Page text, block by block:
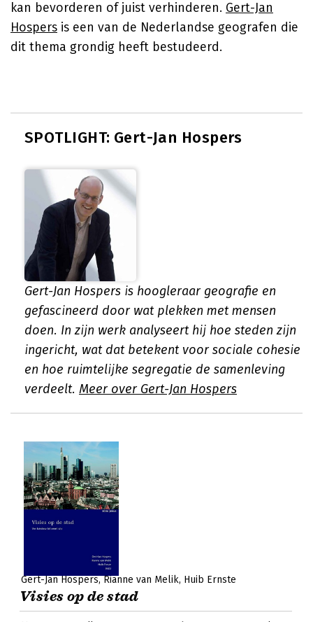
kan bevorderen of juist verhinderen. Gert-Jan
Hospers is een van de Nederlandse geografen die
dit thema grondig heeft bestudeerd.
SPOTLIGHT: Gert-Jan Hospers
Gert-Jan Hospers is hoogleraar geografie en
gefascineerd door wat plekken met mensen
doen. In zijn werk analyseert hij hoe steden zijn
ingericht, wat dat betekent voor sociale cohesie
en hoe ruimtelijke segregatie de samenleving
verdeelt. Meer over Gert-Jan Hospers
Gert-Jan Hospers Rianne van Melik Huib Ernste
Visies op de stad